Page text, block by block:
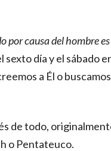
por causa del hombre
día y el sábado
a Él o
de todo,
o Pentateuco.